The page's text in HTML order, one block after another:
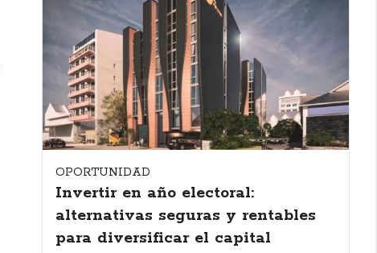
OPORTUNIDAD
Invertir en año electoral:
alternativas seguras y rentables
para diversificar el capital